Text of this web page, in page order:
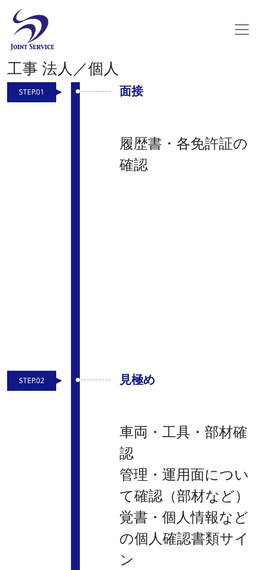
工事 法人／個人
STEP.01 面接
履歴書・各免許証の
確認
STEP.02 見極め
車両・工具・部材確
認
管理・運用面につい
て確認（部材など）
覚書・個人情報など
の個人確認書類サイ
ン